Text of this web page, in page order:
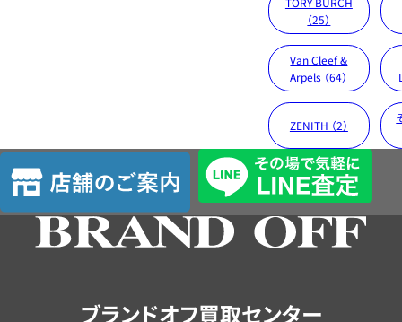
（25）
Van Cleef &
Arpels （64）
ZENITH （2）
店
舗
の
ブランドオフ買取センター